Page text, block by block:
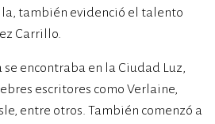
también evidenció el talento
Carrillo.
se encontraba en la Ciudad Luz,
escritores como Verlaine,
entre otros. También comenzó a